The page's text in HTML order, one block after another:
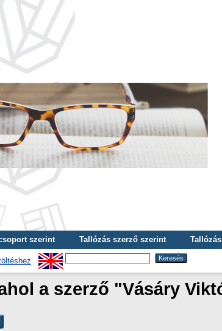
szerint Tallózás szerző szerint
a szerző "Vásáry